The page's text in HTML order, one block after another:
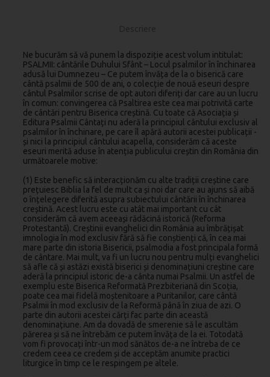
Ne bucurăm să vă punem la dispoziție acest volum intitulat:
PSALMII: cântările Duhului Sfânt – Locul psalmilor în închinarea
adusă lui Dumnezeu – Ce putem învăța de la o biserică care
cântă psalmii de 500 de ani, o colecție de nouă eseuri despre
cântul Psalmilor scrise de opt autori diferiți dar care au un lucru
în comun: convingerea că Psaltirea este cea mai potrivită carte
de cântări pentru Biserica creștină. Cu toate că Asociația și
Editura Psalmii Cântați nu aderă la principiul cântului exclusiv al
psalmilor în închinare, pe care îl apără autorii acestei publicații -
și nici la principiul cântului acapella, considerăm că aceste
eseuri merită aduse în atenția publicului creștin din România din
următoarele motive:
(1) Este benefic să interacționăm cu alte tradiții creștine care
prețuiesc Biblia la fel de mult ca și noi dar care au ajuns să aibă
o înțelegere diferită asupra subiectului cântării în închinarea
creștină. Acest lucru este cu atât mai important cu cât
considerăm că avem aceeași rădăcină istorică (Reforma
Protestantă). Creștinii evanghelici din România au îmbrățișat
imnologia în mod exclusiv fără să fie conștienți că, în cea mai
mare parte din istoria Bisericii, psalmodia a fost principala formă
de cântare. Mai mult, va fi un lucru nou pentru mulți evanghelici
să afle că și astăzi există biserici și denominațiuni creștine care
aderă la principiul istoric de-a cânta numai Psalmii. Un astfel de
exemplu este Biserica Reformată Prezbiteriană din Scoția,
poate cea mai fidelă moștenitoare a Puritanilor, care cântă
Psalmii în mod exclusiv de la Reformă până în ziua de azi. O
parte din autorii acestei cărți fac parte din această
denominațiune. Am da dovadă de smerenie să le ascultăm
părerea și să ne întrebăm ce putem învăța de la ei. Totodată
vom fi provocați într-un mod sănătos de-a ne întreba de ce
credem ceea ce credem și de acceptăm anumite practici
liturgice în timp ce le respingem pe altele.